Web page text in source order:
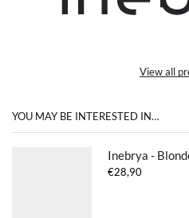
View all
YOU MAY BE INTERESTED IN…
Inebrya -
€28,90